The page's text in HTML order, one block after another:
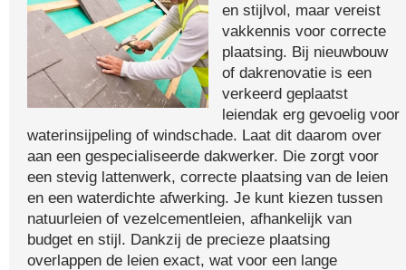
en stijlvol, maar vereist
vakkennis voor correcte
plaatsing. Bij nieuwbouw
of dakrenovatie is een
verkeerd geplaatst
leiendak erg gevoelig voor
waterinsijpeling of windschade. Laat dit daarom over
aan een gespecialiseerde dakwerker. Die zorgt voor
een stevig lattenwerk, correcte plaatsing van de leien
en een waterdichte afwerking. Je kunt kiezen tussen
natuurleien of vezelcementleien, afhankelijk van
budget en stijl. Dankzij de precieze plaatsing
overlappen de leien exact, wat voor een lange